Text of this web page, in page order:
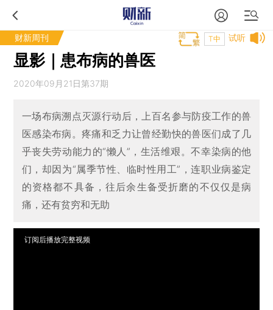
财新周刊 试听
T中
显影｜患布病的兽医
2020年09月21日第37期
一场布病溯点灭源行动后，上百名参与防疫工作的兽
医感染布病。疼痛和乏力让曾经勤快的兽医们成了几
乎丧失劳动能力的“懒人”，生活维艰。不幸染病的他
们，却因为“属季节性、临时性用工”，连职业病鉴定
的资格都不具备，往后余生备受折磨的不仅仅是病
痛，还有贫穷和无助
订阅后播放完整视频